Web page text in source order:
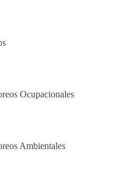
Ocupacionales
Ambientales